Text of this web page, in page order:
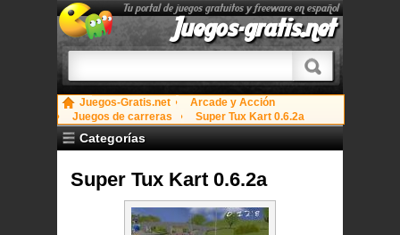
Tu portal de juegos gratuitos y freeware en español
Juegos-gratis.net
Juegos-Gratis.net
Arcade y Acción
Juegos de carreras
Super Tux Kart 0.6.2a
Categorías
Super Tux Kart 0.6.2a